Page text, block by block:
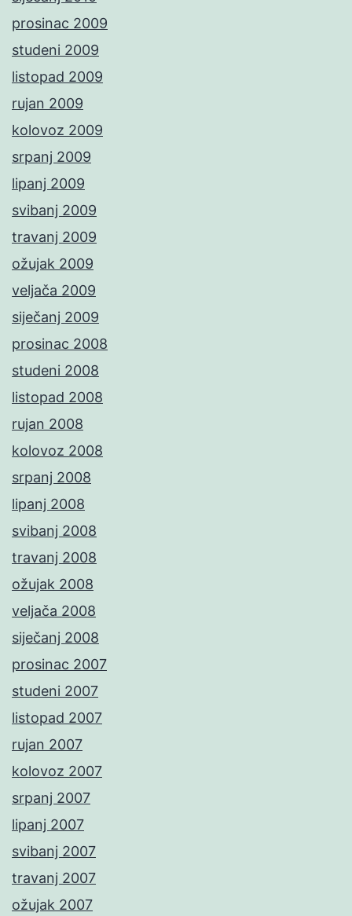
prosinac 2009
studeni 2009
listopad 2009
rujan 2009
kolovoz 2009
srpanj 2009
lipanj 2009
svibanj 2009
travanj 2009
ožujak 2009
veljača 2009
siječanj 2009
prosinac 2008
studeni 2008
listopad 2008
rujan 2008
kolovoz 2008
srpanj 2008
lipanj 2008
svibanj 2008
travanj 2008
ožujak 2008
veljača 2008
siječanj 2008
prosinac 2007
studeni 2007
listopad 2007
rujan 2007
kolovoz 2007
srpanj 2007
lipanj 2007
svibanj 2007
travanj 2007
ožujak 2007